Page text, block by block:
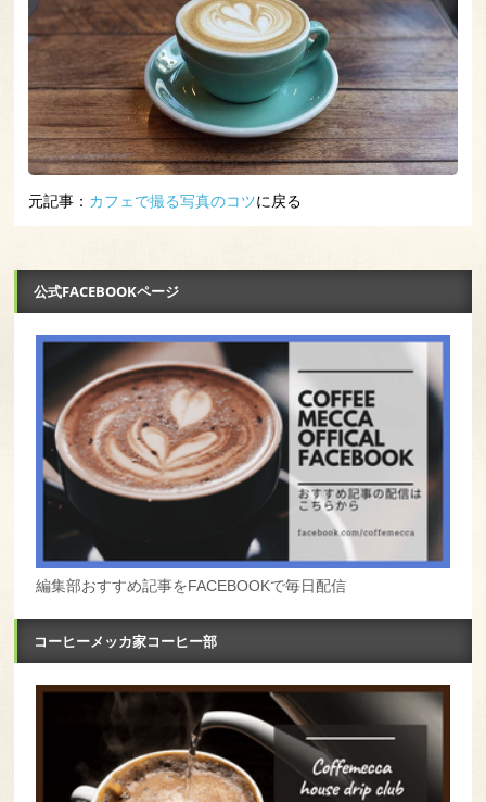
元記事： カフェで撮る写真のコツに戻る
公式FACEBOOKページ
編集部おすすめ記事をFACEBOOKで毎日配信
コーヒーメッカ家コーヒー部